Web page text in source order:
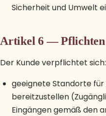
Sicherheit und Umwelt
Artikel 6 — Pflichten
Der Kunde verpflichtet sich:
geeignete Standorte für
bereitzustellen
Eingängen gemäß den